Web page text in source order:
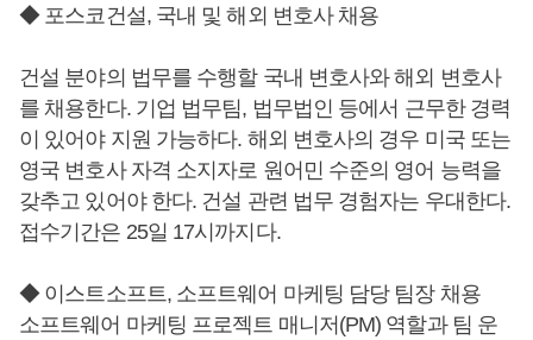
◆ 포스코건설, 국내 및 해외 변호사 채용
건설 분야의 법무를 수행할 국내 변호사와 해외 변호사
를 채용한다. 기업 법무팀, 법무법인 등에서 근무한 경력
이 있어야 지원 가능하다. 해외 변호사의 경우 미국 또는
영국 변호사 자격 소지자로 원어민 수준의 영어 능력을
갖추고 있어야 한다. 건설 관련 법무 경험자는 우대한다.
접수기간은 25일 17시까지다.
◆ 이스트소프트, 소프트웨어 마케팅 담당 팀장 채용
소프트웨어 마케팅 프로젝트 매니저(PM) 역할과 팀 운